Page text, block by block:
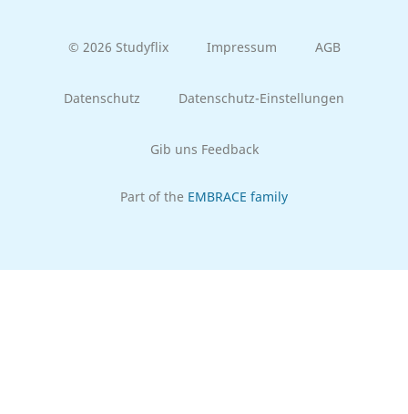
© 2026 Studyflix Impressum AGB
Datenschutz Datenschutz-Einstellungen
Gib uns Feedback
Part of the EMBRACE family